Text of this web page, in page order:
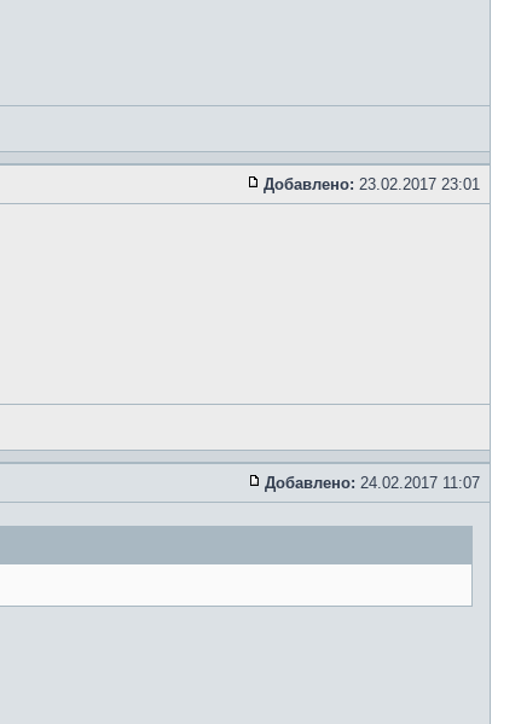
Добавлено: 23.02.2017 23:01
Добавлено: 24.02.2017 11:07